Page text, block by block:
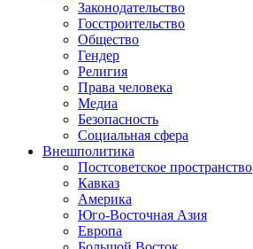
Законодательство
Госстроительство
Общество
Гендер
Религия
Права человека
Медиа
Безопасность
Социальная сфера
Внешполитика
Постсоветское пространство
Кавказ
Америка
Юго-Восточная Азия
Европа